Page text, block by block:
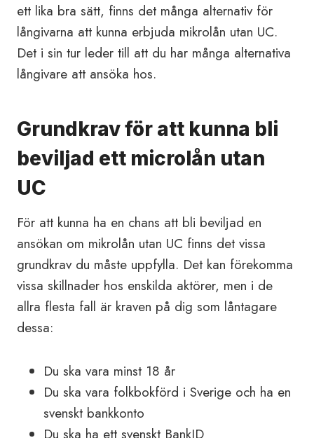
ett lika bra sätt, finns det många alternativ för
långivarna att kunna erbjuda mikrolån utan UC.
Det i sin tur leder till att du har många alternativa
långivare att ansöka hos.
Grundkrav för att kunna bli
beviljad ett microlån utan
UC
För att kunna ha en chans att bli beviljad en
ansökan om mikrolån utan UC finns det vissa
grundkrav du måste uppfylla. Det kan förekomma
vissa skillnader hos enskilda aktörer, men i de
allra flesta fall är kraven på dig som låntagare
dessa:
Du ska vara minst 18 år
Du ska vara folkbokförd i Sverige och ha en
svenskt bankkonto
Du ska ha ett svenskt BankID